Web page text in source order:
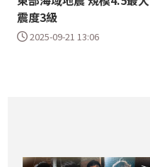
震度3級
2025-09-21 13:06